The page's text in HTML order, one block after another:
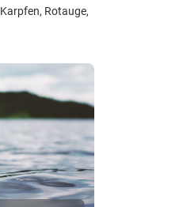
Rotauge,